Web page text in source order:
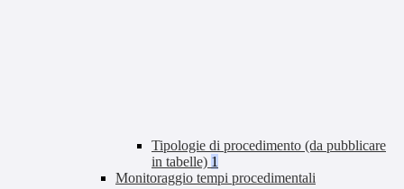
Tipologie di procedimento (da pubblicare
in tabelle) 1
Monitoraggio tempi procedimentali